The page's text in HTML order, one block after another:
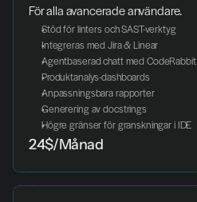
För alla avancerade användare.
Stöd för linters och SAST-verktyg
Integreras med Jira & Linear
Agentbaserad chatt med CodeRabbit
Produktanalys-dashboards
Anpassningsbara rapporter
Generering av docstrings
Högre gränser för granskningar i IDE
24$/Månad